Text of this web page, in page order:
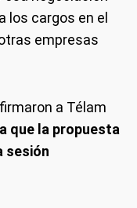
los cargos en el
empresas
a Télam
que la propuesta
sesión